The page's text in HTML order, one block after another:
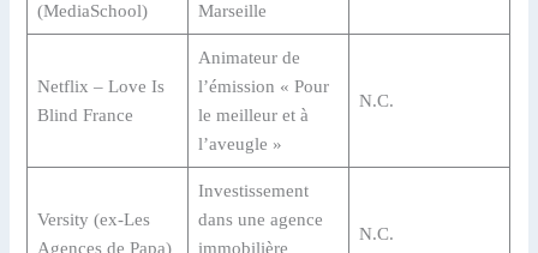
(MediaSchool)
Marseille
Netflix – Love Is
Blind France
Animateur de
l’émission « Pour
le meilleur et à
l’aveugle »
N.C.
Versity (ex-Les
Agences de Papa)
Investissement
dans une agence
immobilière
N.C.